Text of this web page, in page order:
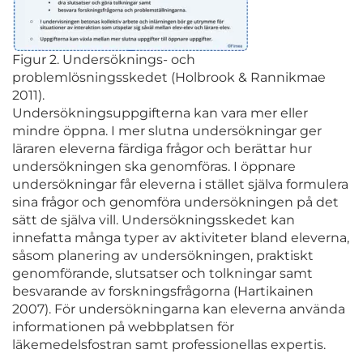
Figur 2. Undersöknings- och
problemlösningsskedet (Holbrook & Rannikmae
2011).
Undersökningsuppgifterna kan vara mer eller
mindre öppna. I mer slutna undersökningar ger
läraren eleverna färdiga frågor och berättar hur
undersökningen ska genomföras. I öppnare
undersökningar får eleverna i stället själva formulera
sina frågor och genomföra undersökningen på det
sätt de själva vill. Undersökningsskedet kan
innefatta många typer av aktiviteter bland eleverna,
såsom planering av undersökningen, praktiskt
genomförande, slutsatser och tolkningar samt
besvarande av forskningsfrågorna (Hartikainen
2007). För undersökningarna kan eleverna använda
informationen på webbplatsen för
läkemedelsfostran samt professionellas expertis.